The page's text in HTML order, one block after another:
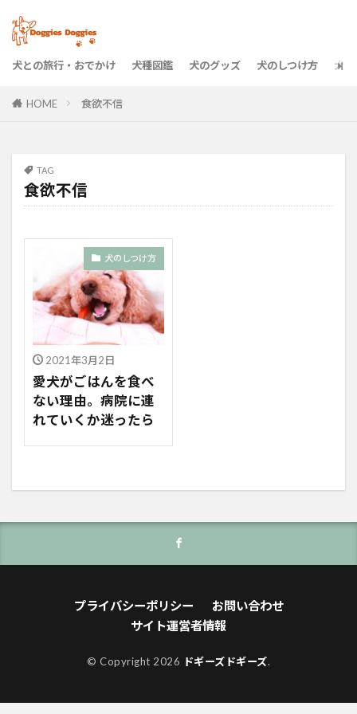
犬との旅行・おでかけ 犬種図鑑 犬のグッズ 犬のしつけ方 犬
HOME 食欲不信
TAG
食欲不信
犬のしつけ方
2021年3月2日
愛犬がごはんを食べ
ない理由。病院に連
れていくか迷ったら
プライバシーポリシー
お問い合わせ
サイト運営者情報
© Copyright 2026 ドギーズドギーズ.